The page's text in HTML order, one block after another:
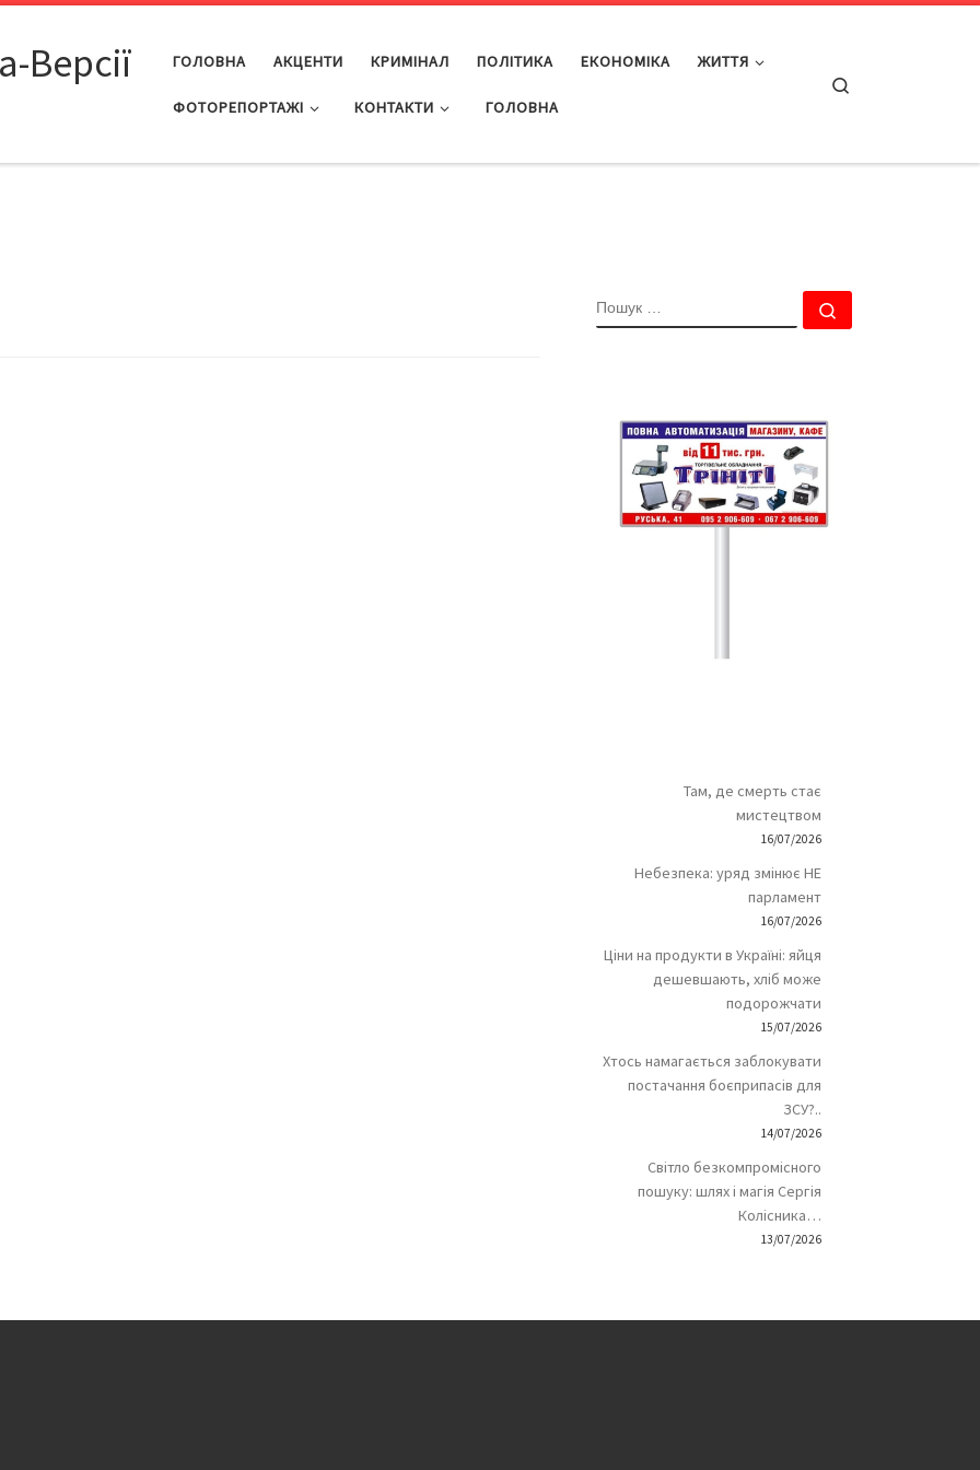
Версії ГОЛОВНА АКЦЕНТИ КРИМІНАЛ ПОЛІТИКА ЕКОНОМІКА ЖИТТЯ
ФОТОРЕПОРТАЖІ КОНТАКТИ ГОЛОВНА
ПОШУК
Там, де смерть стає
мистецтвом
16/07/2026
Небезпека: уряд змінює НЕ
парламент
16/07/2026
Ціни на продукти в Україні: яйця
дешевшають, хліб може
подорожчати
15/07/2026
Хтось намагається заблокувати
постачання боєприпасів для
ЗСУ?..
14/07/2026
Світло безкомпромісного
пошуку: шлях і магія Сергія
Колісника…
13/07/2026